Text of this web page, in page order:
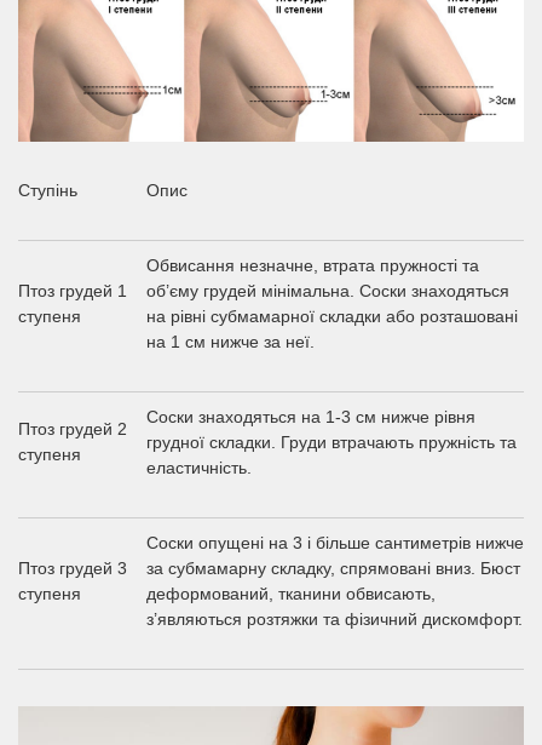
Ступінь Опис
Птоз грудей 1
ступеня
Обвисання незначне, втрата пружності та
об’єму грудей мінімальна. Соски знаходяться
на рівні субмамарної складки або розташовані
на 1 см нижче за неї.
Птоз грудей 2
ступеня
Соски знаходяться на 1-3 см нижче рівня
грудної складки. Груди втрачають пружність та
еластичність.
Птоз грудей 3
ступеня
Соски опущені на 3 і більше сантиметрів нижче
за субмамарну складку, спрямовані вниз. Бюст
деформований, тканини обвисають,
з’являються розтяжки та фізичний дискомфорт.